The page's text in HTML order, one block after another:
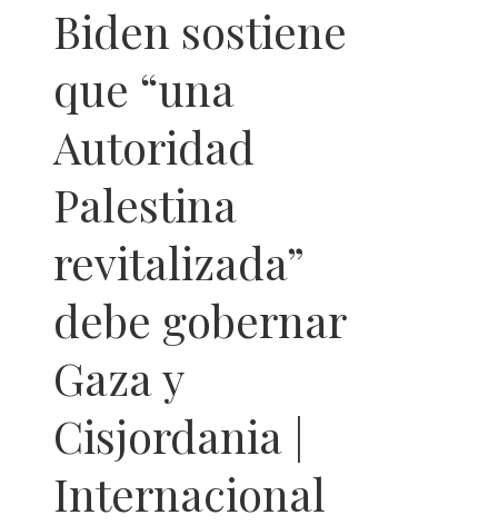
Biden sostiene
que “una
Autoridad
Palestina
revitalizada”
debe gobernar
Gaza y
Cisjordania |
Internacional